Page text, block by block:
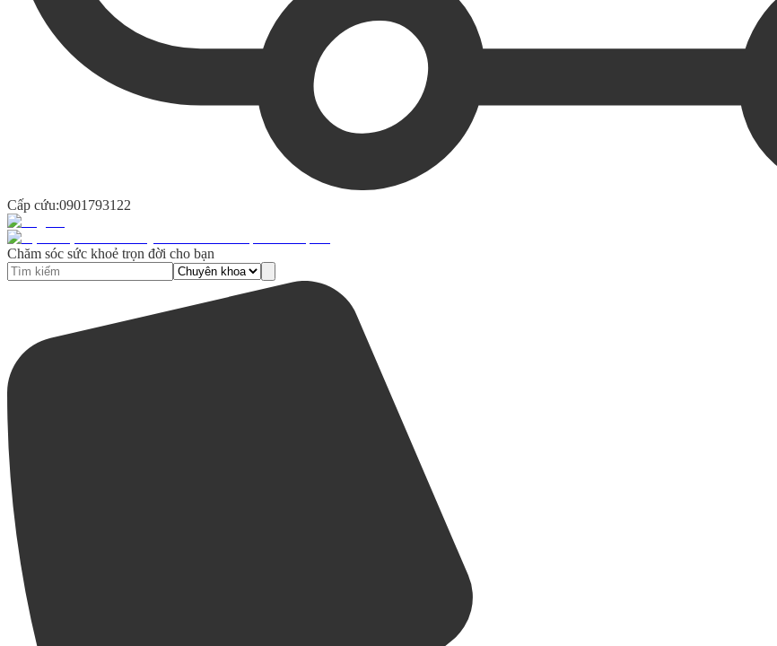
Cấp cứu:0901793122
Chăm sóc sức khoẻ trọn đời cho bạn